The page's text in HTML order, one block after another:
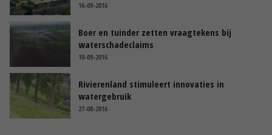
16-09-2016
Boer en tuinder zetten vraagtekens bij
waterschadeclaims
10-09-2016
Rivierenland stimuleert innovaties in
watergebruik
27-08-2016